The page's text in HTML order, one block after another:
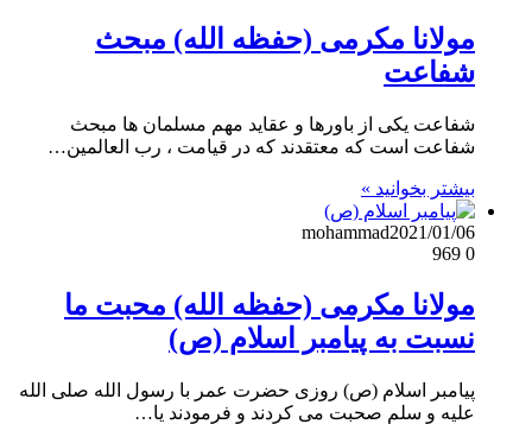
مولانا مکرمی (حفظه الله) مبحث
شفاعت
شفاعت یکی از باورها و عقاید مهم مسلمان ها مبحث
شفاعت است که معتقدند که در قیامت ، رب العالمین…
بیشتر بخوانید »
mohammad2021/01/06
0
مولانا مکرمی (حفظه الله) محبت ما
نسبت به پیامبر اسلام (ص)
پیامبر اسلام (ص) روزی حضرت عمر با رسول الله صلی الله
علیه و سلم صحبت می کردند و فرمودند یا…